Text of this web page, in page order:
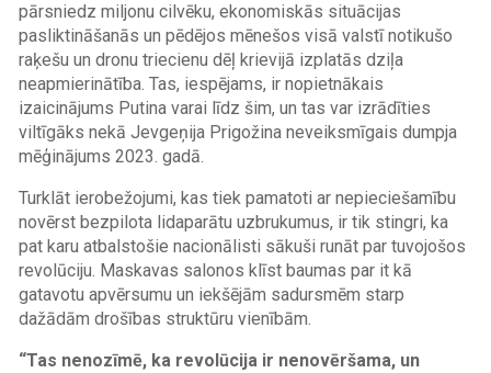
pārsniedz miljonu cilvēku, ekonomiskās situācijas
pasliktināšanās un pēdējos mēnešos visā valstī notikušo
raķešu un dronu triecienu dēļ krievijā izplatās dziļa
neapmierinātība. Tas, iespējams, ir nopietnākais
izaicinājums Putina varai līdz šim, un tas var izrādīties
viltīgāks nekā Jevgeņija Prigožina neveiksmīgais dumpja
mēģinājums 2023. gadā.
Turklāt ierobežojumi, kas tiek pamatoti ar nepieciešamību
novērst bezpilota lidaparātu uzbrukumus, ir tik stingri, ka
pat karu atbalstošie nacionālisti sākuši runāt par tuvojošos
revolūciju. Maskavas salonos klīst baumas par it kā
gatavotu apvērsumu un iekšējām sadursmēm starp
dažādām drošības struktūru vienībām.
“Tas nenozīmē, ka revolūcija ir nenovēršama, un